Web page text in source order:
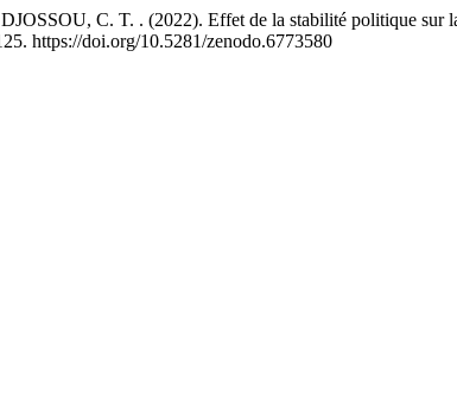
C. T. . (2022). Effet de la stabilité politique sur
https://doi.org/10.5281/zenodo.6773580